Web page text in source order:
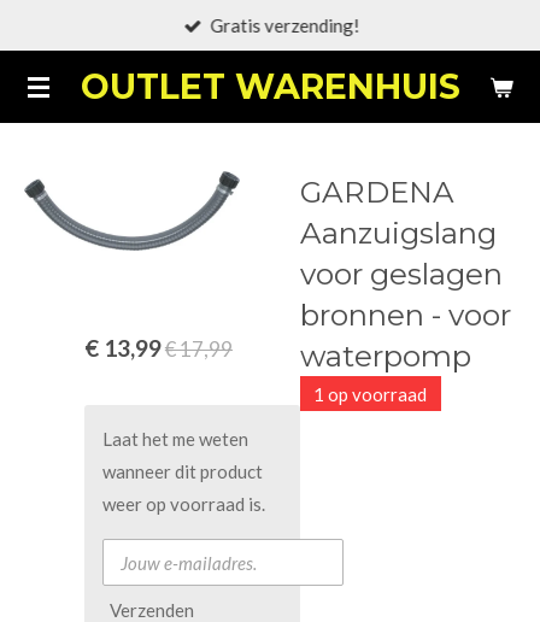
naar
de
OUTLET WARENHUIS
Gratis verzending!
GARDENA
Aanzuigslang
voor geslagen
bronnen - voor
waterpomp
1 op voorraad
€ 13,99€ 17,99
Laat het me weten
wanneer dit product
weer op voorraad is.
Verzenden